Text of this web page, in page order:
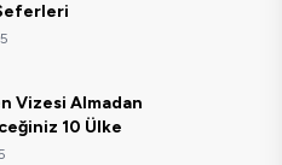
Vizesi Almadan
10 Ülke